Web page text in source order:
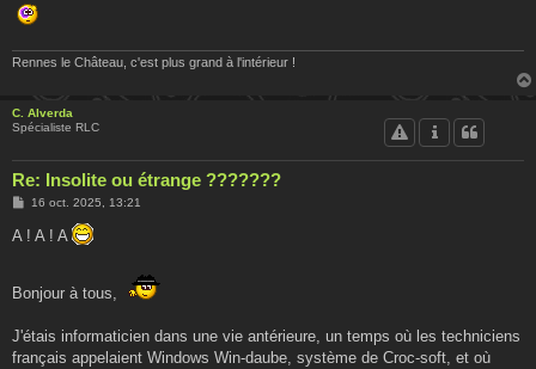
Rennes le Château, c'est plus grand à l'intérieur !
C. Alverda
Spécialiste RLC
Re: Insolite ou étrange ???????
M
s
s
e
16 oct. 2025, 13:21
A ! A ! A
Bonjour à tous,
J'étais informaticien dans une vie antérieure, un temps où les techniciens
français appelaient Windows Win-daube, système de Croc-soft, et où